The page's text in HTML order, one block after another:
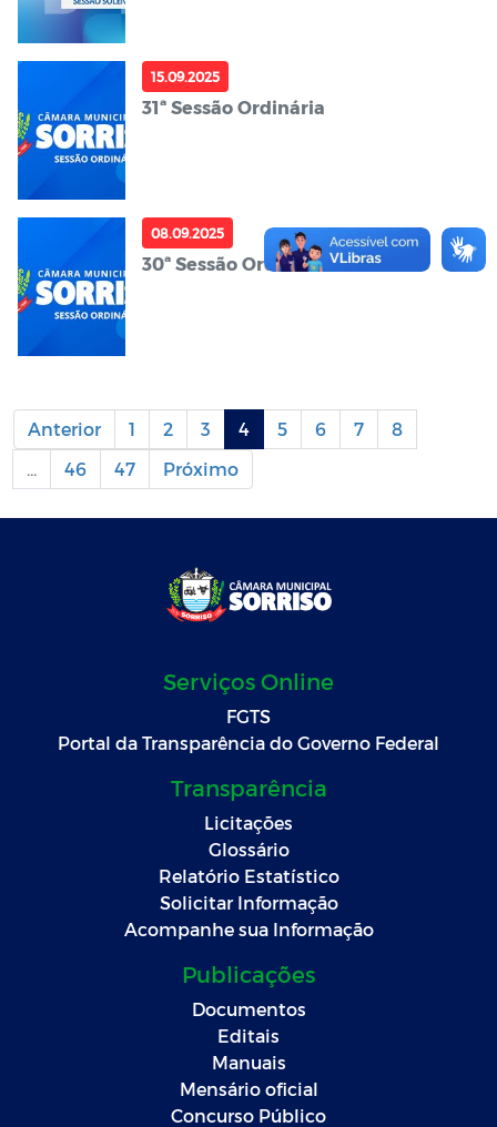
15.09.2025
31ª Sessão Ordinária
08.09.2025
30ª Sessão Ordinária
Anterior 1 2 3 4 5 6 7
8
...
46 47 Próximo
Serviços Online
FGTS
Portal da Transparência do Governo Federal
Transparência
Licitações
Glossário
Relatório Estatístico
Solicitar Informação
Acompanhe sua Informação
Publicações
Documentos
Editais
Manuais
Mensário oficial
Concurso Público